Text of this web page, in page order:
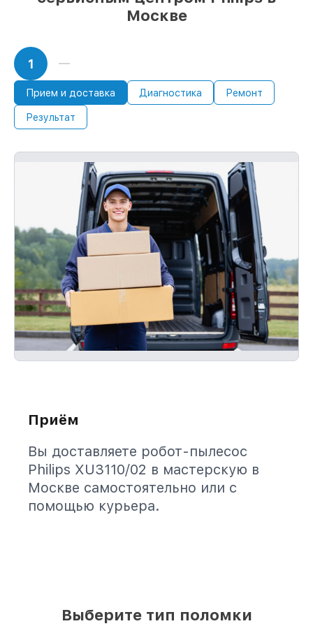
Москве
1
Прием и доставка Диагностика Ремонт
Результат
Приём
Вы доставляете робот-пылесос
Philips XU3110/02 в мастерскую в
Москве самостоятельно или с
помощью курьера.
Выберите тип поломки